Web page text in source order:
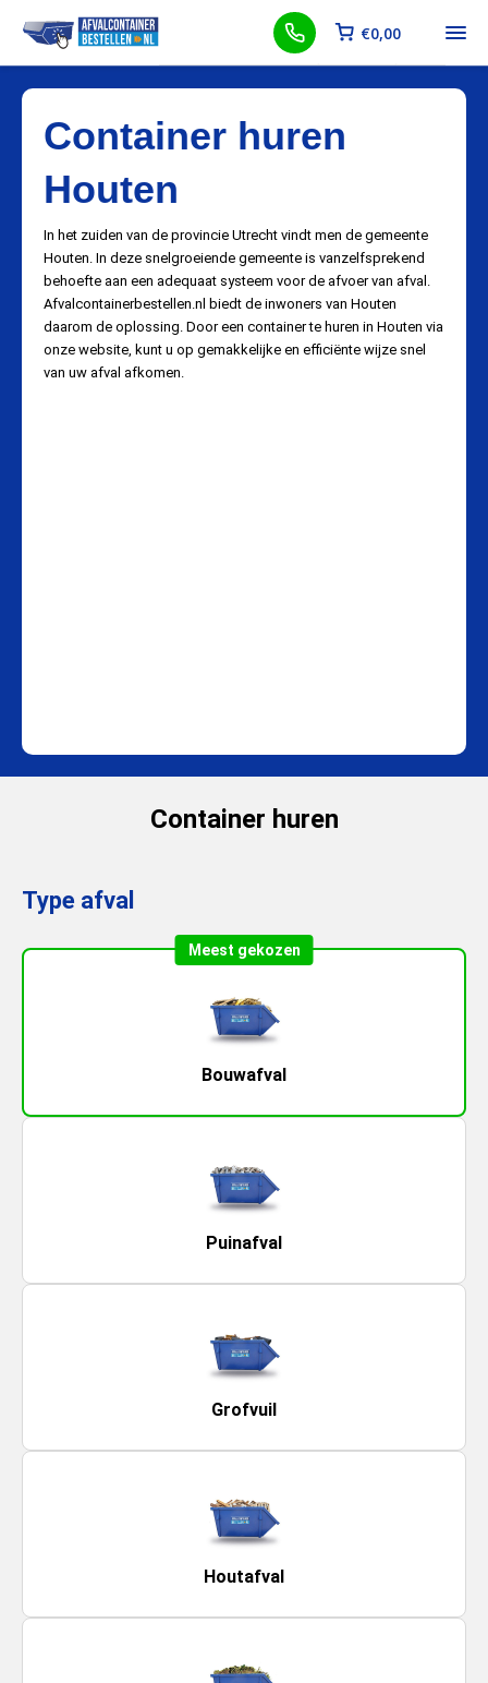
€0,00
Container huren
Houten
In het zuiden van de provincie Utrecht vindt men de gemeente
Houten. In deze snelgroeiende gemeente is vanzelfsprekend
behoefte aan een adequaat systeem voor de afvoer van afval.
Afvalcontainerbestellen.nl biedt de inwoners van Houten
daarom de oplossing. Door een container te huren in Houten via
onze website, kunt u op gemakkelijke en efficiënte wijze snel
van uw afval afkomen.
Container huren
Type afval
Meest gekozen
Bouwafval
Puinafval
Grofvuil
Houtafval